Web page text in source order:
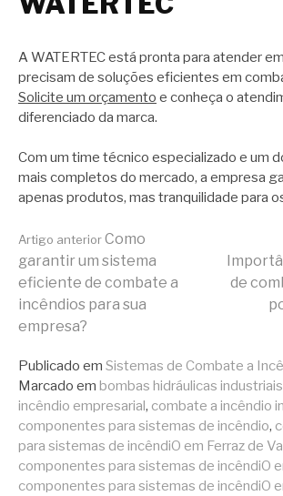
A WATERTEC está pronta para atender
precisam de soluções eficientes em
Solicite um orçamento e conheça o
diferenciado da marca.
Com um time técnico especializado e um
mais completos do mercado, a empresa
apenas produtos, mas tranquilidade para
Continue
lendo
Artigo anteriorComo
garantir um sistema
eficiente de combate a
incêndios para sua
empresa?
de
Publicado em Sistemas de Combate a
Marcado em bombas hidráulicas industriais
incêndio empresarial, combate a incêndio
componentes para sistemas de incêndio,
para sistemas de incêndiO em Ferraz de
componentes para sistemas de incêndiO
componentes para sistemas de incêndiO